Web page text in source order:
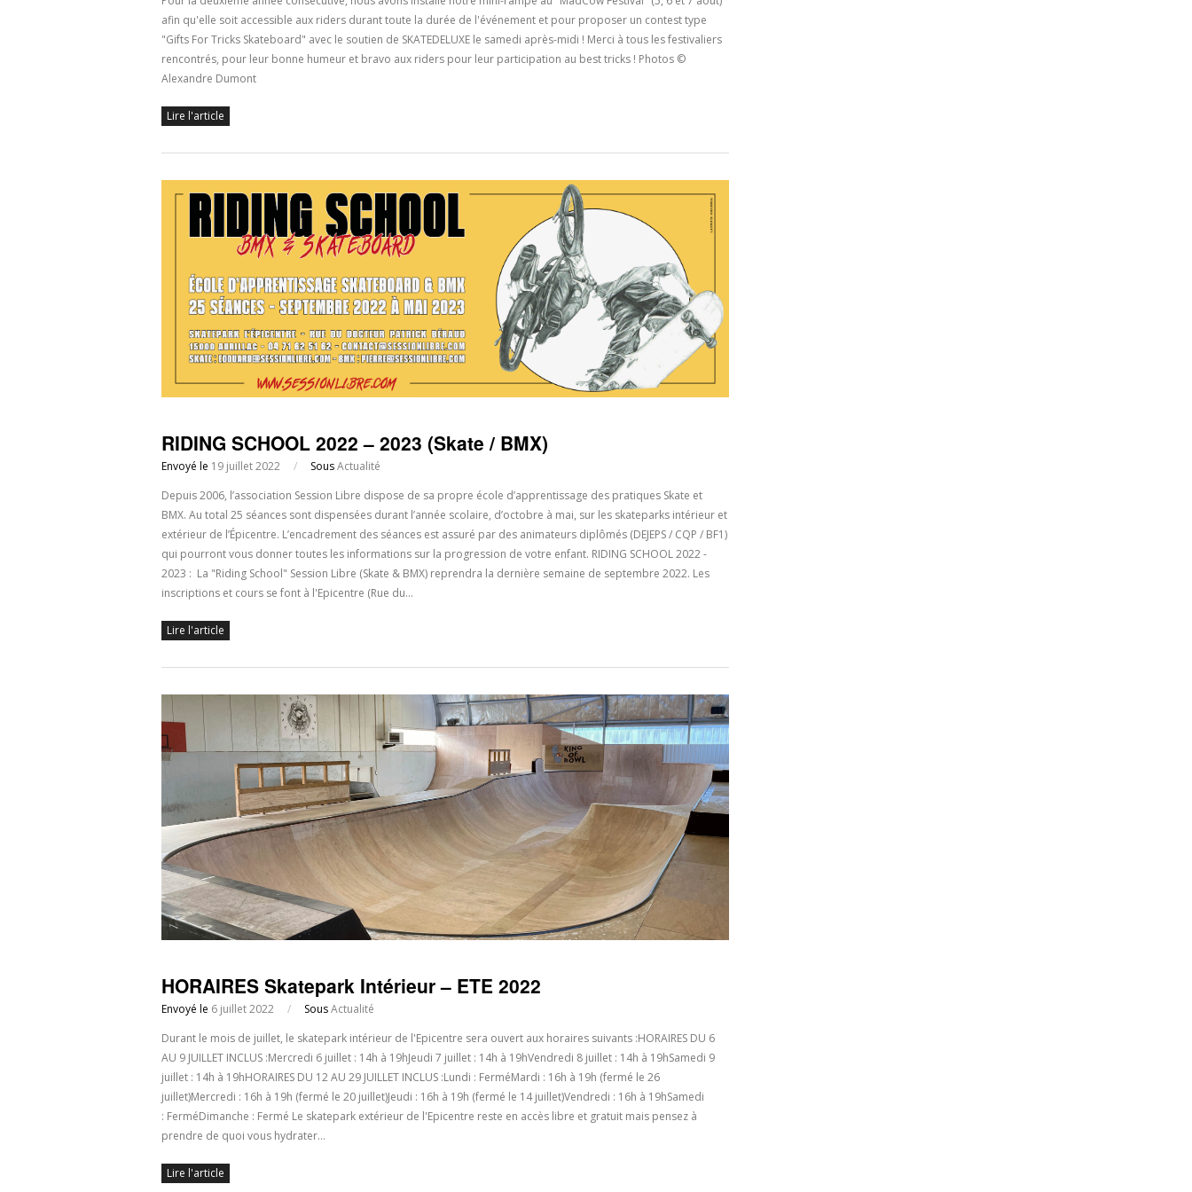
afin qu'elle soit accessible aux riders durant toute la durée de l'événement et pour proposer un contest type
"Gifts For Tricks Skateboard" avec le soutien de SKATEDELUXE le samedi après-midi ! Merci à tous les festivaliers
rencontrés, pour leur bonne humeur et bravo aux riders pour leur participation au best tricks ! Photos ©
Alexandre Dumont
Lire l'article
RIDING SCHOOL 2022 – 2023 (Skate / BMX)
Envoyé le 19 juillet 2022 / SousActualité
Depuis 2006, l’association Session Libre dispose de sa propre école d’apprentissage des pratiques Skate et
BMX. Au total 25 séances sont dispensées durant l’année scolaire, d’octobre à mai, sur les skateparks intérieur et
extérieur de l’Épicentre. L’encadrement des séances est assuré par des animateurs diplômés (DEJEPS / CQP / BF1)
qui pourront vous donner toutes les informations sur la progression de votre enfant. RIDING SCHOOL 2022 -
2023 : La "Riding School" Session Libre (Skate & BMX) reprendra la dernière semaine de septembre 2022. Les
inscriptions et cours se font à l'Epicentre (Rue du…
Lire l'article
HORAIRES Skatepark Intérieur – ETE 2022
Envoyé le 6 juillet 2022 / SousActualité
Durant le mois de juillet, le skatepark intérieur de l'Epicentre sera ouvert aux horaires suivants :HORAIRES DU 6
AU 9 JUILLET INCLUS :Mercredi 6 juillet : 14h à 19hJeudi 7 juillet : 14h à 19hVendredi 8 juillet : 14h à 19hSamedi 9
juillet : 14h à 19hHORAIRES DU 12 AU 29 JUILLET INCLUS :Lundi : FerméMardi : 16h à 19h (fermé le 26
juillet)Mercredi : 16h à 19h (fermé le 20 juillet)Jeudi : 16h à 19h (fermé le 14 juillet)Vendredi : 16h à 19hSamedi
: FerméDimanche : Fermé Le skatepark extérieur de l'Epicentre reste en accès libre et gratuit mais pensez à
prendre de quoi vous hydrater…
Lire l'article